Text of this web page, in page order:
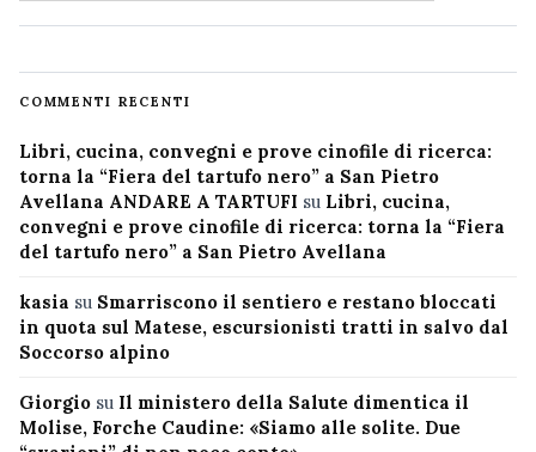
COMMENTI RECENTI
Libri, cucina, convegni e prove cinofile di ricerca:
torna la “Fiera del tartufo nero” a San Pietro
Avellana ANDARE A TARTUFI su Libri, cucina,
convegni e prove cinofile di ricerca: torna la “Fiera
del tartufo nero” a San Pietro Avellana
kasia su Smarriscono il sentiero e restano bloccati
in quota sul Matese, escursionisti tratti in salvo dal
Soccorso alpino
Giorgio su Il ministero della Salute dimentica il
Molise, Forche Caudine: «Siamo alle solite. Due